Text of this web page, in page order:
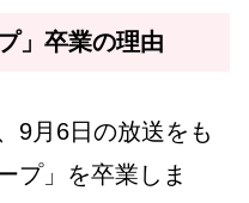
」卒業の理由
9月6日の放送をも
プ」を卒業しま